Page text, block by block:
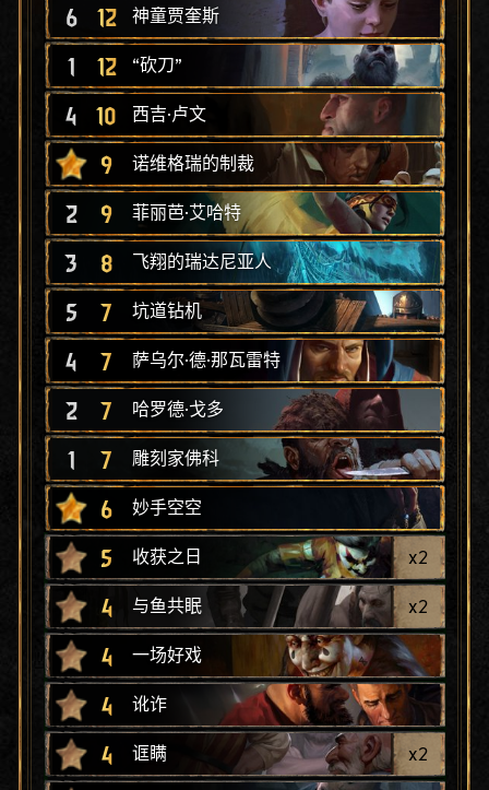
6 12 神童贾奎斯
1 12 “砍刀”
4 10 西吉·卢文
9 诺维格瑞的制裁
2 9 菲丽芭·艾哈特
3 8 飞翔的瑞达尼亚人
5 7 坑道钻机
4 7 萨乌尔·德·那瓦雷特
2 7 哈罗德·戈多
1 7 雕刻家佛科
6 妙手空空
5 收获之日 x2
4 与鱼共眠 x2
4 一场好戏
4 讹诈
4 诓瞒 x2